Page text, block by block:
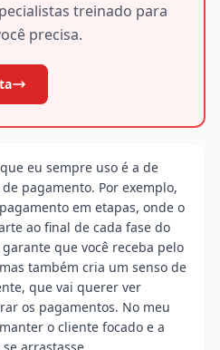
treinado para
precisa.
eu sempre uso é a de
pagamento. Por exemplo,
em etapas, onde o
ao final de cada fase do
que você receba pelo
também cria um senso de
que vai querer ver
os pagamentos. No meu
o cliente focado e a